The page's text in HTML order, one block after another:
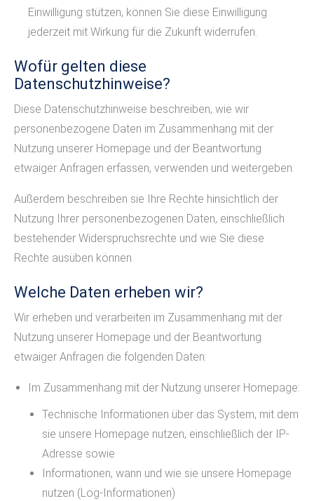
Einwilligung stützen, können Sie diese Einwilligung
jederzeit mit Wirkung für die Zukunft widerrufen.
Wofür gelten diese
Datenschutzhinweise?
Diese Datenschutzhinweise beschreiben, wie wir
personenbezogene Daten im Zusammenhang mit der
Nutzung unserer Homepage und der Beantwortung
etwaiger Anfragen erfassen, verwenden und weitergeben.
Außerdem beschreiben sie Ihre Rechte hinsichtlich der
Nutzung Ihrer personenbezogenen Daten, einschließlich
bestehender Widerspruchsrechte und wie Sie diese
Rechte ausüben können.
Welche Daten erheben wir?
Wir erheben und verarbeiten im Zusammenhang mit der
Nutzung unserer Homepage und der Beantwortung
etwaiger Anfragen die folgenden Daten:
Im Zusammenhang mit der Nutzung unserer Homepage:
Technische Informationen über das System, mit dem
sie unsere Homepage nutzen, einschließlich der IP-
Adresse sowie
Informationen, wann und wie sie unsere Homepage
nutzen (Log-Informationen)